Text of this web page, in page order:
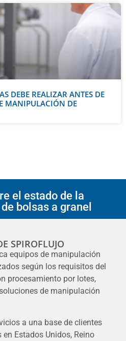
DEBE REALIZAR ANTES DE
MANIPULACIÓN DE
el estado de la
bolsas a granel
SPIROFLUJO
equipos de manipulación
según los requisitos del
procesamiento por lotes,
de manipulación
a una base de clientes
Estados Unidos, Reino